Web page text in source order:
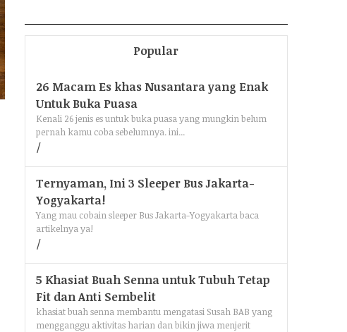
Popular
26 Macam Es khas Nusantara yang Enak
Untuk Buka Puasa
Kenali 26 jenis es untuk buka puasa yang mungkin belum
pernah kamu coba sebelumnya. ini...
Ternyaman, Ini 3 Sleeper Bus Jakarta-
Yogyakarta!
Yang mau cobain sleeper Bus Jakarta-Yogyakarta baca
artikelnya ya!
5 Khasiat Buah Senna untuk Tubuh Tetap
Fit dan Anti Sembelit
khasiat buah senna membantu mengatasi Susah BAB yang
mengganggu aktivitas harian dan bikin jiwa menjerit